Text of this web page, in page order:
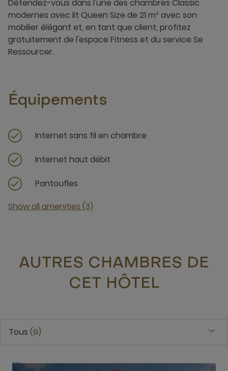
Détendez-vous dans l'une des chambres Classic
modernes avec lit Queen Size de 21 m² avec son
mobilier élégant et, en tant que client, profitez
gratuitement de l'espace Fitness et du service Se
Ressourcer.
Équipements
Internet sans fil en chambre
Internet haut débit
Pantoufles
Show all amenities (3)
AUTRES CHAMBRES DE
CET HÔTEL
Tous 9